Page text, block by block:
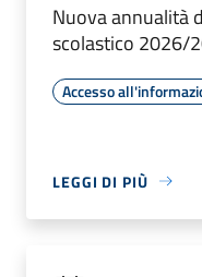
Nuova annualità
scolastico 2026/
Accesso
LEGGI DI PIÙ